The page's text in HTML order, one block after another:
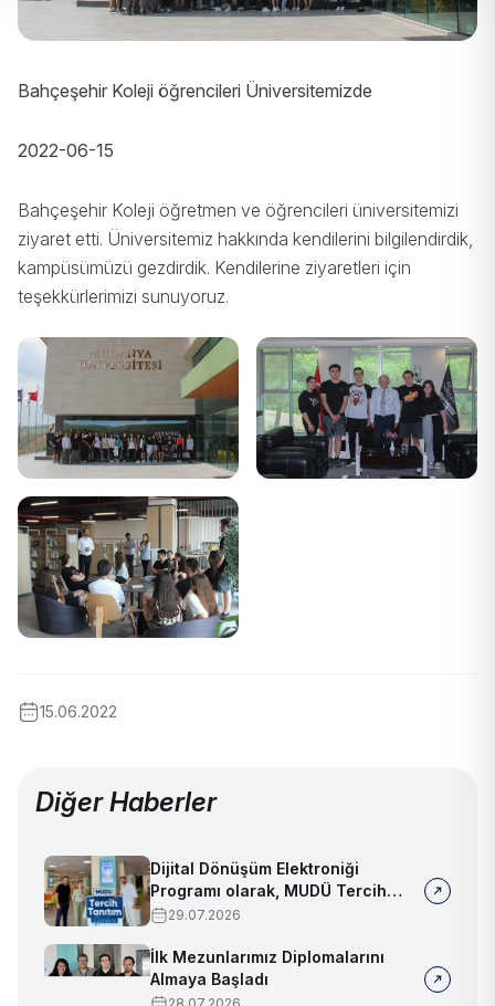
Bahçeşehir Koleji öğrencileri Üniversitemizde
2022-06-15
Bahçeşehir Koleji öğretmen ve öğrencileri üniversitemizi
ziyaret etti. Üniversitemiz hakkında kendilerini bilgilendirdik,
kampüsümüzü gezdirdik. Kendilerine ziyaretleri için
teşekkürlerimizi sunuyoruz.
15.06.2022
Diğer Haberler
Dijital Dönüşüm Elektroniği
Programı olarak, MUDÜ Tercih
Tanıtım Günleri'nde biz de
29.07.2026
İlk Mezunlarımız Diplomalarını
Almaya Başladı